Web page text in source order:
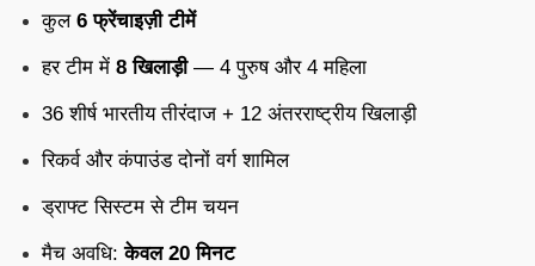
कुल 6 फ्रेंचाइज़ी टीमें
हर टीम में 8 खिलाड़ी— 4 पुरुष और 4 महिला
36 शीर्ष भारतीय तीरंदाज + 12 अंतरराष्ट्रीय खिलाड़ी
रिकर्व और कंपाउंड दोनों वर्ग शामिल
ड्राफ्ट सिस्टम से टीम चयन
मैच अवधि:केवल 20 मिनट